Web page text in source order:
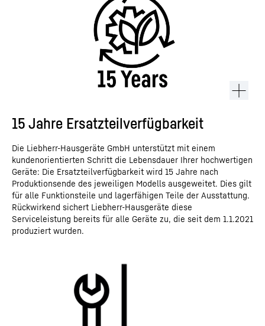
15 Jahre Ersatzteilverfügbarkeit
Die Liebherr-Hausgeräte GmbH unterstützt mit einem
kundenorientierten Schritt die Lebensdauer Ihrer hochwertigen
Geräte: Die Ersatzteilverfügbarkeit wird 15 Jahre nach
Produktionsende des jeweiligen Modells ausgeweitet. Dies gilt
für alle Funktionsteile und lagerfähigen Teile der Ausstattung.
Rückwirkend sichert Liebherr-Hausgeräte diese
Serviceleistung bereits für alle Geräte zu, die seit dem 1.1.2021
produziert wurden.